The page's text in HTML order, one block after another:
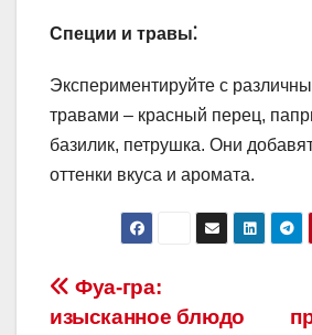
Специи и травы⁚
Экспериментируйте с
травами – красный перец,
базилик, петрушка. Они
оттенки вкуса и аромата.
Навигация
Фуа-гра:
изысканное блюдо